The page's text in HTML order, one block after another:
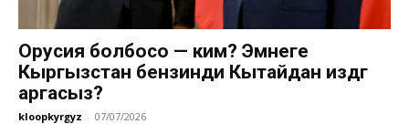
Орусия болбосо — ким? Эмнеге
Кыргызстан бензинди Кытайдан издөөгө
аргасыз?
kloopkyrgyz - 07/07/2026